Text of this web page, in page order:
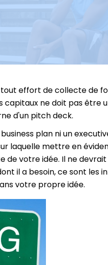
effort de collecte de
capitaux ne doit pas être
d'un pitch deck.
plan ni un
laquelle mettre en
votre idée. Il ne
il a besoin, ce sont les
votre propre idée.